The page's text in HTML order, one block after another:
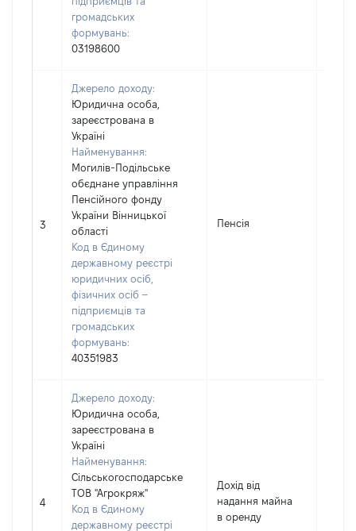
громадських
формувань:
03198600
3
Джерело доходу:
Юридична особа,
зареєстрована в
Україні
Найменування:
Могилів-Подільське
обєднане управління
Пенсійного фонду
України Вінницької
області
Код в Єдиному
державному реєстрі
юридичних осіб,
фізичних осіб –
підприємців та
громадських
формувань:
40351983
Пенсія
4
Джерело доходу:
Юридична особа,
зареєстрована в
Україні
Найменування:
Сільськогосподарське
ТОВ "Агрокряж"
Код в Єдиному
державному реєстрі
Дохід від
надання майна
в оренду